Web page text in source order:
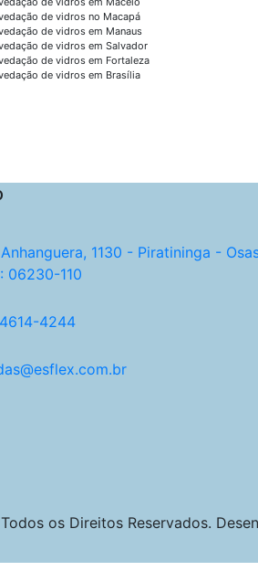
de vidros no Macapá
de vidros em Manaus
de vidros em Salvador
de vidros em Fortaleza
de vidros em Brasília
Anhanguera, 1130 - Piratininga -
06230-110
4244
os Direitos Reservados.